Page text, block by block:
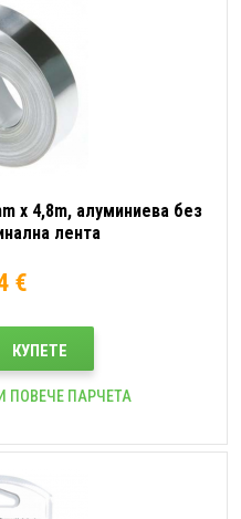
x 4,8m, алуминиева без
лента
€
КУПЕТЕ
ПОВЕЧЕ ПАРЧЕТА